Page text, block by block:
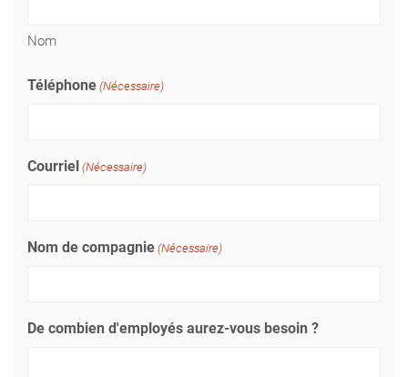
Nom
Téléphone (Nécessaire)
Courriel (Nécessaire)
Nom de compagnie (Nécessaire)
De combien d'employés aurez-vous besoin ?